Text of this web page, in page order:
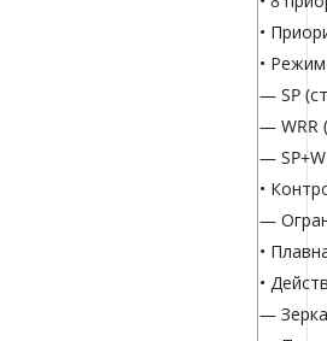
•
•
— SP
— WRR
—
•
—
•
•
—